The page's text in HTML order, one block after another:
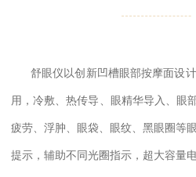
舒眼仪以创新凹槽眼部按摩面设
用，冷敷、热传导、眼精华导入、眼
疲劳、浮肿、眼袋、眼纹、黑眼圈等眼
提示，辅助不同光圈指示，超大容量